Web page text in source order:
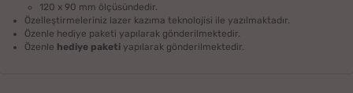
120 x 90 mm ölçüsündedir.
Özelleştirmeleriniz lazer kazıma teknolojisi ile yazılmaktadır.
Özenle hediye paketi yapılarak gönderilmektedir.
Özenle hediye paketi yapılarak gönderilmektedir.